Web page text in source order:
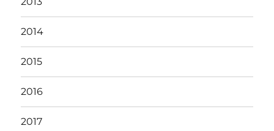
2014
2015
2016
2017